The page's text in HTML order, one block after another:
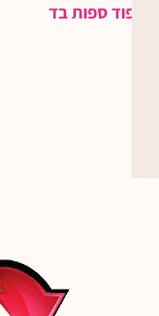
ריפוד ספות בד